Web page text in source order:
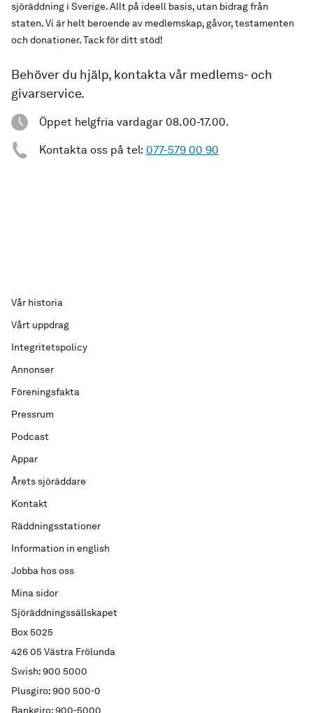
sjöräddning i Sverige. Allt på ideell basis, utan bidrag från
staten. Vi är helt beroende av medlemskap, gåvor, testamenten
och donationer. Tack för ditt stöd!
Behöver du hjälp, kontakta vår medlems- och
givarservice.
Öppet helgfria vardagar 08.00-17.00.
Kontakta oss på tel: 077-579 00 90
Sjöräddningssällskapet
Box 5025
426 05 Västra Frölunda
Swish: 900 5000
Plusgiro: 900 500-0
Bankgiro: 900-5000
Vår historia
Vårt uppdrag
Integritetspolicy
Annonser
Föreningsfakta
Pressrum
Podcast
Appar
Årets sjöräddare
Kontakt
Räddningsstationer
Information in english
Jobba hos oss
Mina sidor